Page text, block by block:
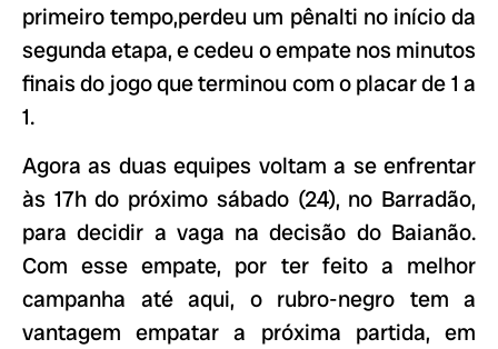
primeiro tempo,perdeu um pênalti no início da
segunda etapa, e cedeu o empate nos minutos
finais do jogo que terminou com o placar de 1 a
1.
Agora as duas equipes voltam a se enfrentar
às 17h do próximo sábado (24), no Barradão,
para decidir a vaga na decisão do Baianão.
Com esse empate, por ter feito a melhor
campanha até aqui, o rubro-negro tem a
vantagem empatar a próxima partida, em